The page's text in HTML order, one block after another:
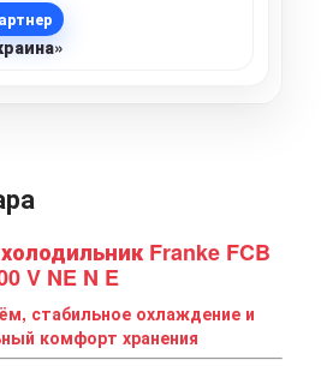
Franke FCB
V NE N E
стабильное охлаждение и
комфорт хранения